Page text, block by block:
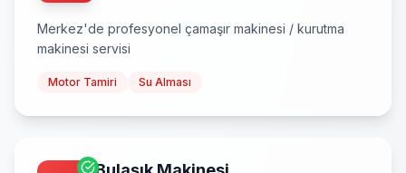
Merkez'de profesyonel çamaşır makinesi / kurutma
makinesi servisi
Motor Tamiri Su Alması